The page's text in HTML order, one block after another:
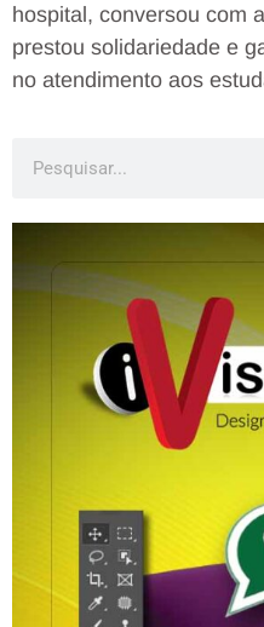
hospital, conversou com
prestou solidariedade e
no atendimento aos